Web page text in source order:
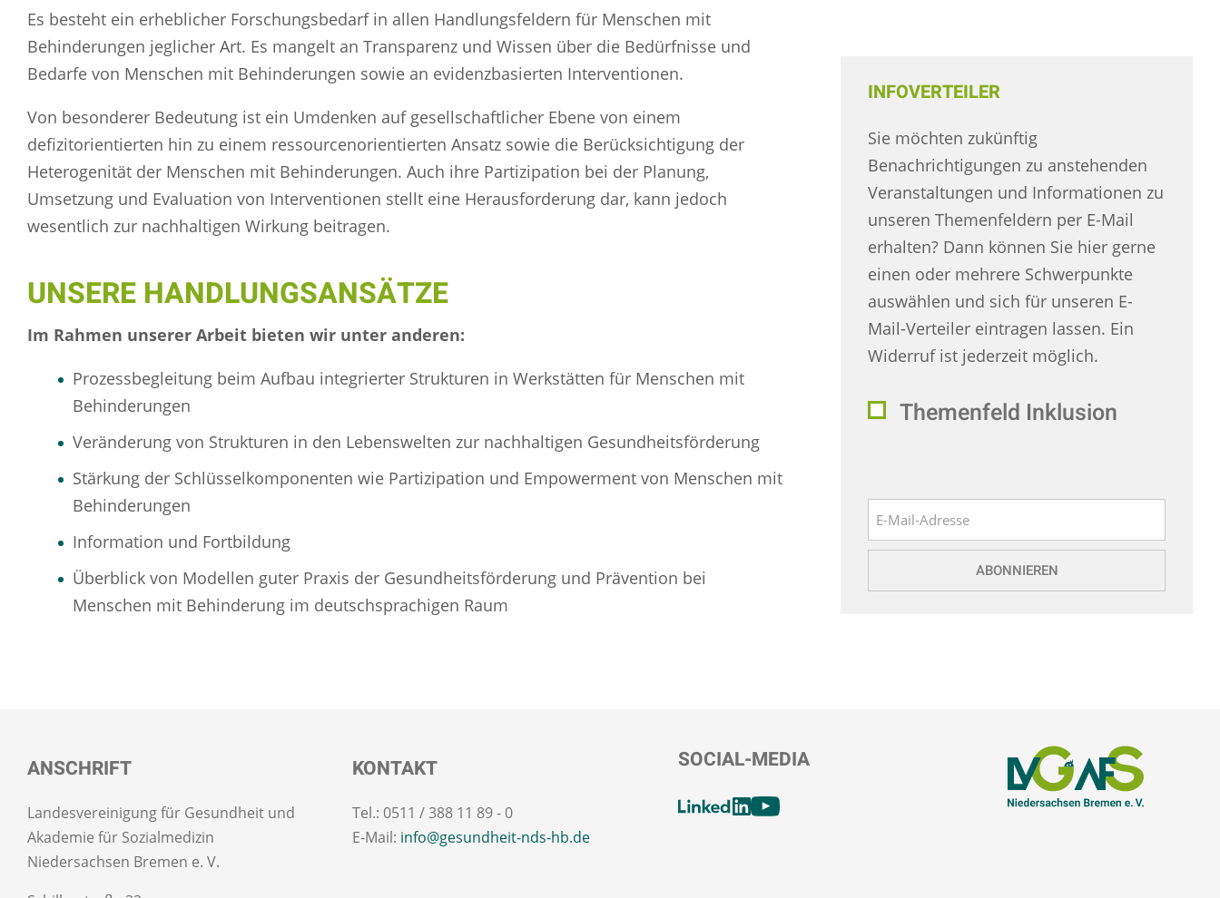
Es besteht ein erheblicher Forschungsbedarf in allen Handlungsfeldern für Menschen mit
Behinderungen jeglicher Art. Es mangelt an Transparenz und Wissen über die Bedürfnisse und
Bedarfe von Menschen mit Behinderungen sowie an evidenzbasierten Interventionen.
Von besonderer Bedeutung ist ein Umdenken auf gesellschaftlicher Ebene von einem
defizitorientierten hin zu einem ressourcenorientierten Ansatz sowie die Berücksichtigung der
Heterogenität der Menschen mit Behinderungen. Auch ihre Partizipation bei der Planung,
Umsetzung und Evaluation von Interventionen stellt eine Herausforderung dar, kann jedoch
wesentlich zur nachhaltigen Wirkung beitragen.
UNSERE HANDLUNGSANSÄTZE
Im Rahmen unserer Arbeit bieten wir unter anderen:
Prozessbegleitung beim Aufbau integrierter Strukturen in Werkstätten für Menschen mit
Behinderungen
Veränderung von Strukturen in den Lebenswelten zur nachhaltigen Gesundheitsförderung
Stärkung der Schlüsselkomponenten wie Partizipation und Empowerment von Menschen mit
Behinderungen
Information und Fortbildung
Überblick von Modellen guter Praxis der Gesundheitsförderung und Prävention bei
Menschen mit Behinderung im deutschsprachigen Raum
INFOVERTEILER
Sie möchten zukünftig
Benachrichtigungen zu anstehenden
Veranstaltungen und Informationen zu
unseren Themenfeldern per E-Mail
erhalten? Dann können Sie hier gerne
einen oder mehrere Schwerpunkte
auswählen und sich für unseren E-
Mail-Verteiler eintragen lassen. Ein
Widerruf ist jederzeit möglich.
Themenfeld Inklusion
E-Mail-Adresse
ABONNIEREN
ANSCHRIFT
Landesvereinigung für Gesundheit und
Akademie für Sozialmedizin
Niedersachsen Bremen e. V.
KONTAKT
Tel.: 0511 / 388 11 89 - 0
E-Mail: info@gesundheit-nds-hb.de
SOCIAL-MEDIA
[SOCIALLINKSTITLE]